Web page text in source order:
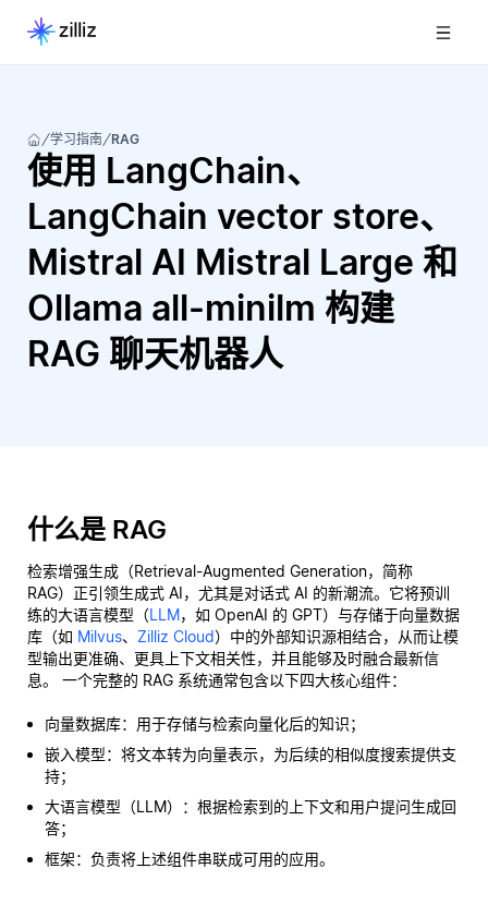
学习指南 RAG
使用 LangChain、
LangChain vector store、
Mistral AI Mistral Large 和
Ollama all-minilm 构建
RAG 聊天机器人
什么是 RAG
检索增强生成（Retrieval-Augmented Generation，简称
RAG）正引领生成式 AI，尤其是对话式 AI 的新潮流。它将预训
练的大语言模型（LLM，如 OpenAI 的 GPT）与存储于向量数据
库（如 Milvus、 Zilliz Cloud）中的外部知识源相结合，从而让模
型输出更准确、更具上下文相关性，并且能够及时融合最新信
息。 一个完整的 RAG 系统通常包含以下四大核心组件：
向量数据库：用于存储与检索向量化后的知识；
嵌入模型：将文本转为向量表示，为后续的相似度搜索提供支
持；
大语言模型（LLM）：根据检索到的上下文和用户提问生成回
答；
框架：负责将上述组件串联成可用的应用。